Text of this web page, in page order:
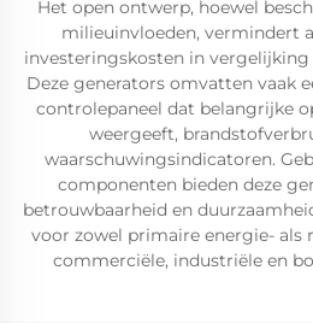
Het open ontwerp, hoewel
milieuinvloeden, vermindert
investeringskosten in
Deze generators omvatten vaak
controlepaneel dat belangrijke
weergeeft,
waarschuwingsindicatoren.
componenten bieden deze
betrouwbaarheid en
voor zowel primaire energie- als
commerciële, industriële en